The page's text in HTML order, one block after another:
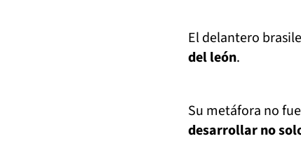
El delantero
del león.
Su metáfora no
desarrollar no